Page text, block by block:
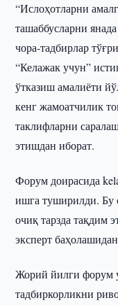
“Ислоҳотларни
ташаббусларни
чора-тадбирлар
“Келажак учун”
ўтказиш амалиёти
кенг жамоатчилик
таклифларни
этишдан иборат.
Форум доирасида
ишга туширилди. Бу
очиқ тарзда тақдим
эксперт
Жорий йилги форум
тадбиркорликни